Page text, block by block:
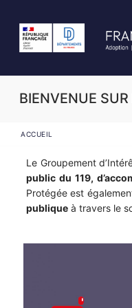
BIENVENUE
ACCUEIL
Le Groupement
public du 119,
Protégée est
publique à travers le